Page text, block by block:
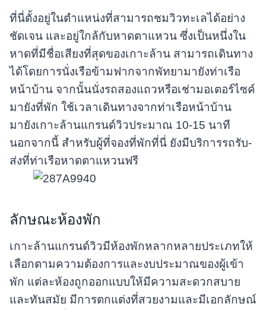
ที่นี่ตั้งอยู่ในตำแหน่งที่สามารถชมวิวทะเลได้อย่าง
ชัดเจน และอยู่ใกล้กับหาดตาแหวน ซึ่งเป็นหนึ่งใน
หาดที่มีชื่อเสียงที่สุดของเกาะล้าน สามารถเดินทาง
ได้โดยการนั่งเรือข้ามฟากจากพัทยามายังท่าเรือ
หน้าบ้าน จากนั้นนั่งรถสองแถวหรือเช่ามอเตอร์ไซค์
มายังที่พัก ใช้เวลาเดินทางจากท่าเรือหน้าบ้าน
มายังเกาะล้านแกรนด์วิวประมาณ 10-15 นาที
นอกจากนี้ สำหรับผู้ที่จองที่พักที่นี่ ยังมีบริการรถรับ-
ส่งที่ท่าเรือหาดตาแหวนฟรี
ลักษณะห้องพัก
เกาะล้านแกรนด์วิวมีห้องพักหลากหลายประเภทให้
เลือกตามความต้องการและงบประมาณของผู้เข้า
พัก แต่ละห้องถูกออกแบบให้มีความสะดวกสบาย
และทันสมัย มีการตกแต่งที่สวยงามและมีเอกลักษณ์